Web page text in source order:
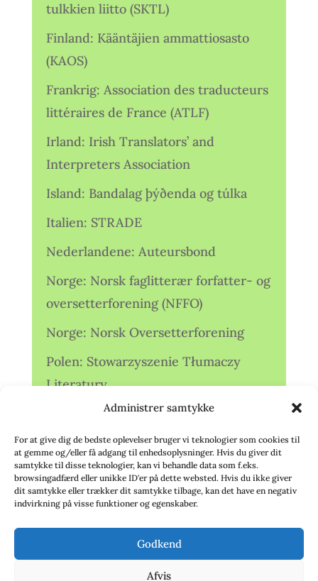
Administrer samtykke
For at give dig de bedste oplevelser bruger vi teknologier som cookies til
at gemme og/eller få adgang til enhedsoplysninger. Hvis du giver dit
samtykke til disse teknologier, kan vi behandle data som f.eks.
browsingadfærd eller unikke ID'er på dette websted. Hvis du ikke giver
dit samtykke eller trækker dit samtykke tilbage, kan det have en negativ
indvirkning på visse funktioner og egenskaber.
Godkend
Afvis
tulkkien liitto (SKTL)
Finland: Kääntäjien ammattiosasto
(KAOS)
Frankrig: Association des traducteurs
littéraires de France (ATLF)
Irland: Irish Translators’ and
Interpreters Association
Island: Bandalag þýðenda og túlka
Italien: STRADE
Nederlandene: Auteursbond
Norge: Norsk faglitterær forfatter- og
oversetterforening (NFFO)
Norge: Norsk Oversetterforening
Polen: Stowarzyszenie Tłumaczy
Literatury
Storbritannien: Translators
Association (TA)
Sverige: Översättarsektionen (Ö.)
Sverige: Översättarcentrum (ÖC)
deutschsprachiger Übersetzer (VdÜ)